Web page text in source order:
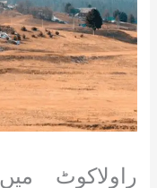
راولاکوٹ